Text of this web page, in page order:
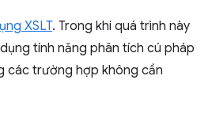
XSLT. Trong khi quá trình này
tính năng phân tích cú pháp
các trường hợp không cần